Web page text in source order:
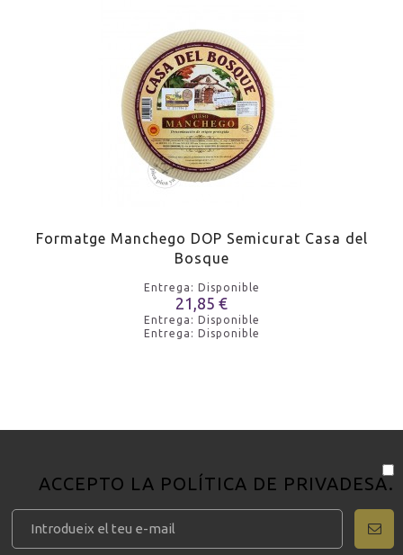
Formatge Manchego DOP Semicurat Casa del
Bosque
Entrega: Disponible
21,85 €
Entrega: Disponible
Entrega: Disponible
ACCEPTO LA POLÍTICA DE PRIVADESA.